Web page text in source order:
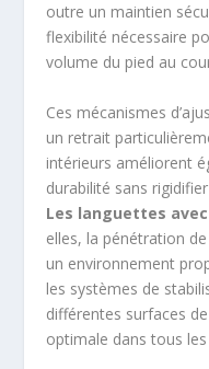
outre un maintien
flexibilité nécessaire
volume du pied au
Ces mécanismes
un retrait
intérieurs améliorent
durabilité sans
Les languettes
elles, la pénétration
un environnement
les systèmes de
différentes surfaces
optimale dans tous